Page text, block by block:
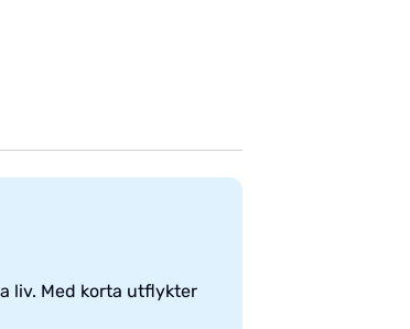
liv. Med korta utflykter